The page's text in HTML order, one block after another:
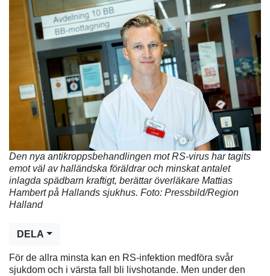
Den nya antikroppsbehandlingen mot RS-virus har tagits
emot väl av halländska föräldrar och minskat antalet
inlagda spädbarn kraftigt, berättar överläkare Mattias
Hambert på Hallands sjukhus. Foto: Pressbild/Region
Halland
DELA
För de allra minsta kan en RS-infektion medföra svår
sjukdom och i värsta fall bli livshotande. Men under den